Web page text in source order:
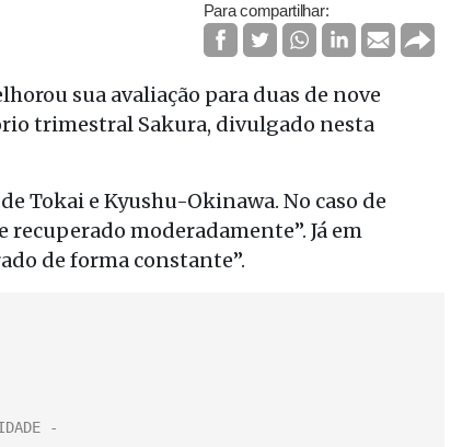
Para compartilhar:
sua avaliação para duas de nove
trimestral Sakura, divulgado nesta
Tokai e Kyushu-Okinawa. No caso de
recuperado moderadamente”. Já em
de forma constante”.